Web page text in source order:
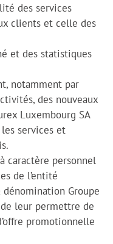
des services
clients et celle des
et des statistiques
notamment par
des nouveaux
Luxembourg SA
services et
caractère personnel
de l’entité
Groupe
leur permettre de
promotionnelle